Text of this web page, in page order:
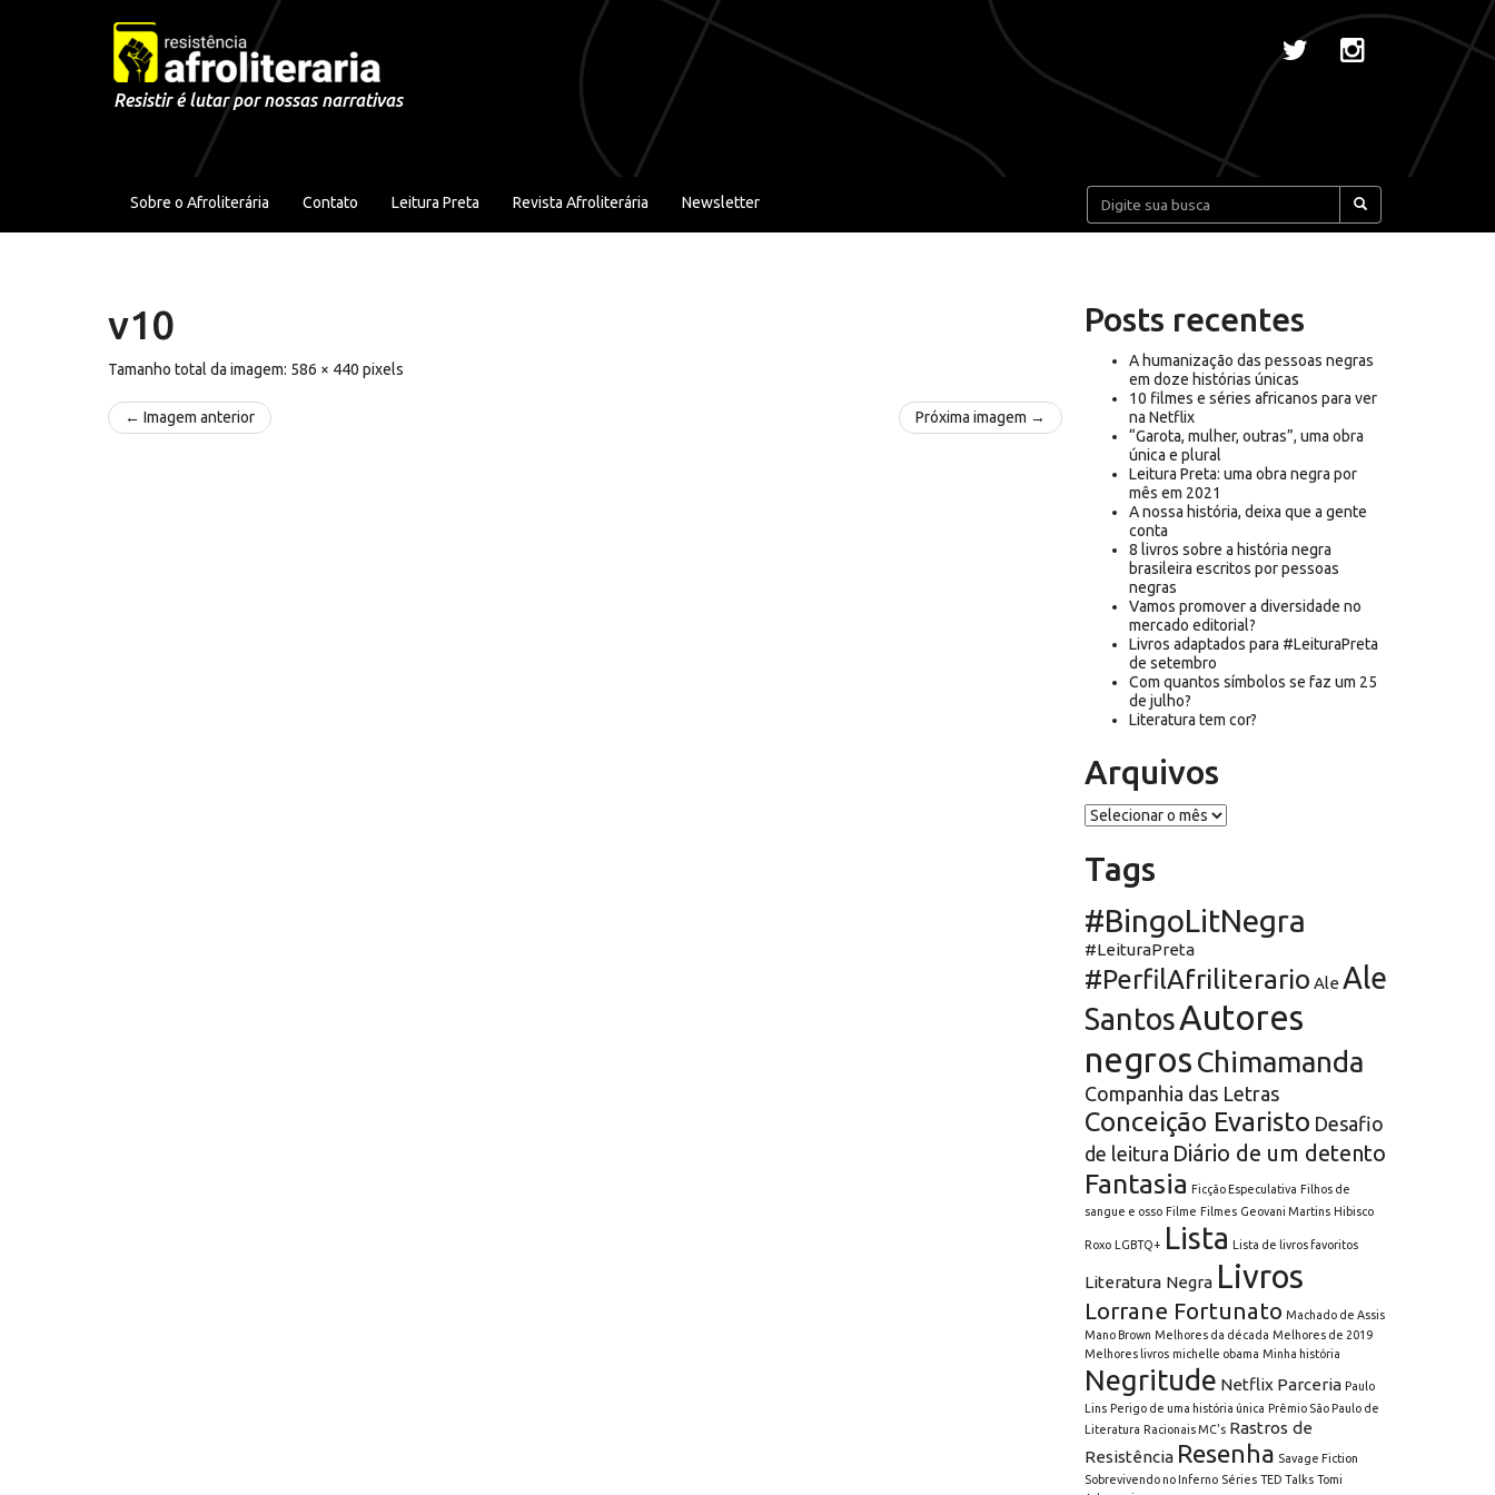
Pular para o conteúdo
Resistir é lutar por nossas narrativas
Sobre o Afroliterária Contato Leitura Preta Revista Afroliterária Newsletter Pesquisar:
v10
Tamanho total da imagem: 586 × 440 pixels
← Imagem anterior Próxima imagem →
Posts recentes
A humanização das pessoas negras
em doze histórias únicas
10 filmes e séries africanos para ver
na Netflix
“Garota, mulher, outras”, uma obra
única e plural
Leitura Preta: uma obra negra por
mês em 2021
A nossa história, deixa que a gente
conta
8 livros sobre a história negra
brasileira escritos por pessoas
negras
Vamos promover a diversidade no
mercado editorial?
Livros adaptados para #LeituraPreta
de setembro
Com quantos símbolos se faz um 25
de julho?
Literatura tem cor?
Arquivos
Arquivos
Tags
#BingoLitNegra
#LeituraPreta
#PerfilAfriliterario Ale Ale
SantosAutores
negros Chimamanda
Companhia das Letras
Conceição Evaristo Desafio
de leitura Diário de um detento
Fantasia Ficção Especulativa Filhos de
sangue e osso Filme Filmes Geovani Martins Hibisco
Roxo LGBTQ+ Lista Lista de livros favoritos
Literatura Negra Livros
Lorrane Fortunato Machado de Assis
Mano Brown Melhores da década Melhores de 2019
Melhores livros michelle obama Minha história
Negritude Netflix Parceria Paulo
Lins Perigo de uma história única Prêmio São Paulo de
Literatura Racionais MC's Rastros de
Resistência Resenha Savage Fiction
Sobrevivendo no Inferno Séries TED Talks Tomi